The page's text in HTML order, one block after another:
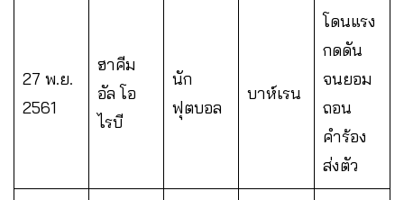
27 พ.ย.
2561
ฮาคีม
อัล โอ
ไรบี
นัก
ฟุตบอล
บาห์เรน
โดนแรง
กดดัน
จนยอม
ถอน
คำร้อง
ส่งตัว